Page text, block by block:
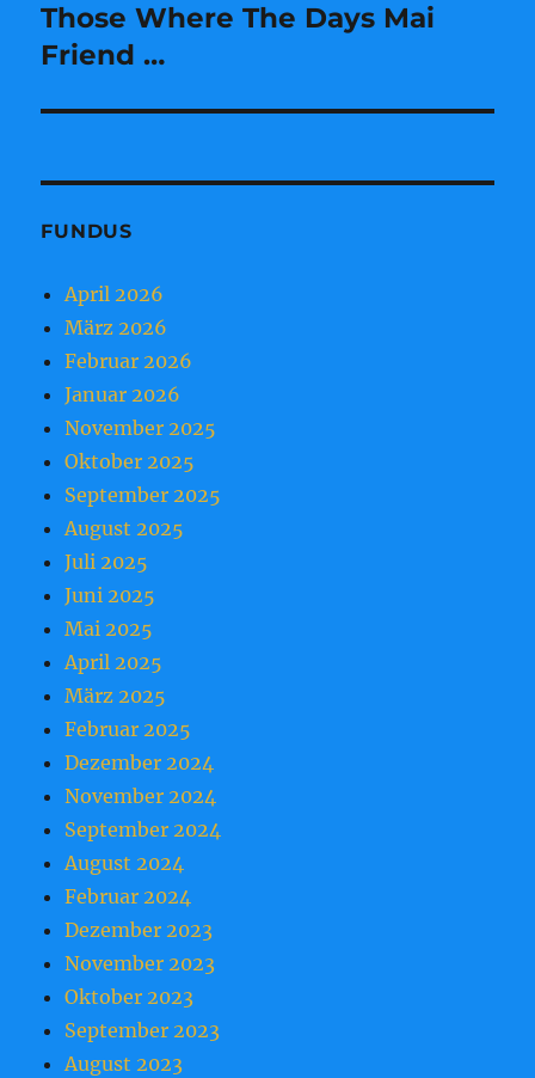
Nächster
Beitrag:
Those Where The Days Mai
Friend …
FUNDUS
April 2026
März 2026
Februar 2026
Januar 2026
November 2025
Oktober 2025
September 2025
August 2025
Juli 2025
Juni 2025
Mai 2025
April 2025
März 2025
Februar 2025
Dezember 2024
November 2024
September 2024
August 2024
Februar 2024
Dezember 2023
November 2023
Oktober 2023
September 2023
August 2023